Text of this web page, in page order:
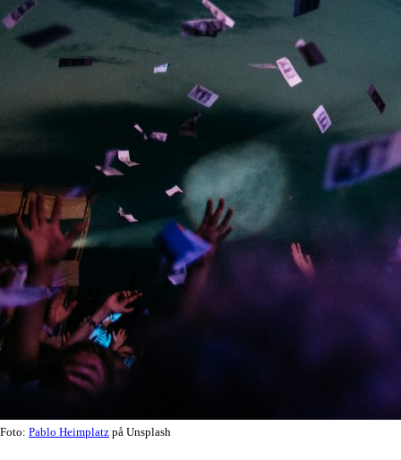
Foto: Pablo Heimplatz på Unsplash